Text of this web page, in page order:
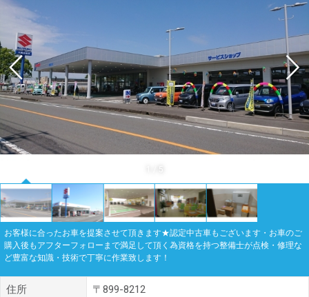
5
お客様に合ったお車を提案させて頂きます★認定中古車もございます・お車のご
購入後もアフターフォローまで満足して頂く為資格を持つ整備士が点検・修理な
ど豊富な知識・技術で丁寧に作業致します！
住所
〒899-8212